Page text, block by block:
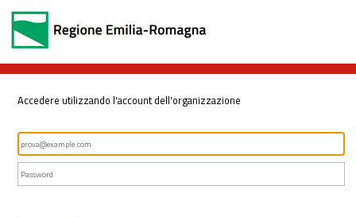
Accedere utilizzando l'account dell'organizzazione